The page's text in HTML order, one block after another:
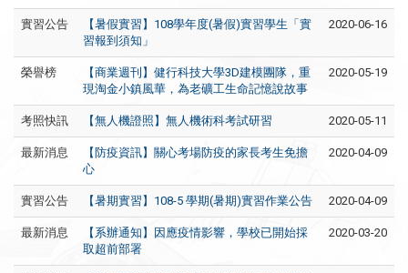
實習公告
【暑假實習】108學年度(暑假)實習學生「實
習報到須知」
2020-06-16
榮譽榜
【商業週刊】健行科技大學3D建模團隊，重
現淘金小鎮風華，為老礦工生命記憶說故事
2020-05-19
考照快訊 【無人機證照】無人機術科考試研習 2020-05-11
最新消息
【防疫資訊】關心考場防疫的家長考生免擔
心
2020-04-09
實習公告 【暑期實習】108-5 學期(暑期)實習作業公告 2020-04-09
最新消息
【系辦通知】因應疫情影響，學校已開始採
取超前部署
2020-03-20